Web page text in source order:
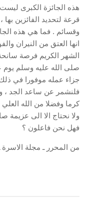
هذه الجائزة الكبرى
قرعة لتحديد الفائزين
وقسائم . فما هي هذه
انها العتق من النيران
الشهر الكريم فرصة
صلى الله عليه وسلم يوم
جزاء عمله موفورا في ذلك
فلنشمر عن ساعد الجد ،
كرما وفضلا من الله
ولا نحتاج الا الى عزيمة
فهل نحن فاعلون ؟
من المحرر ـ مجلة الاسرة ـ عدد ( 114 ) شهر